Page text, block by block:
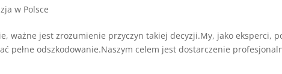
w Polsce
ważne jest zrozumienie przyczyn takiej decyzji.My, jako eksperci,
pełne odszkodowanie.Naszym celem jest dostarczenie